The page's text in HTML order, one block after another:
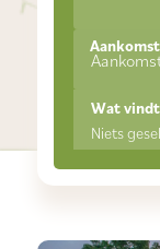
Wat
Niets